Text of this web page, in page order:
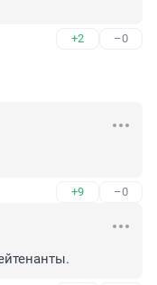
+2 –0
+9 –0